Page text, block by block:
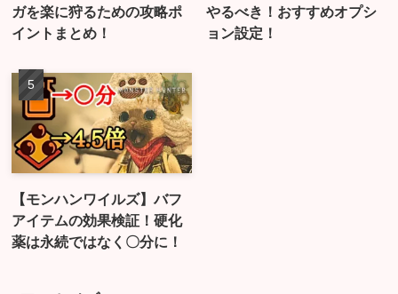
ガを楽に狩るための攻略ポ
イントまとめ！
やるべき！おすすめオプシ
ョン設定！
【モンハンワイルズ】バフ
アイテムの効果検証！硬化
薬は永続ではなく〇分に！